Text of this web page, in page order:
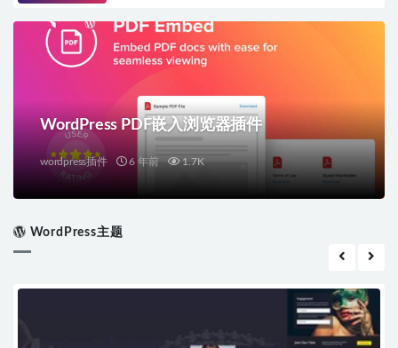
WordPress PDF嵌入浏览器插件
wordpress插件 6 年前 1.7K
WordPress主题